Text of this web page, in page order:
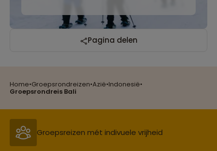
Home•Groepsrondreizen•Azië•Indonesië•
Groepsrondreis Bali
Pagina delen
Reizen met oog voor mens, cultuur en milieu
Groepsreizen mét indivuele vrijheid